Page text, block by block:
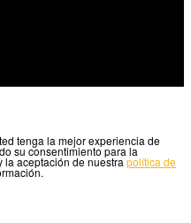
tenga la mejor experiencia de
su consentimiento para la
aceptación de nuestra política de